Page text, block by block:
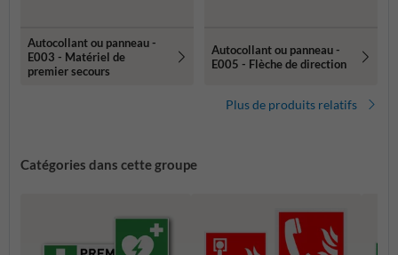
Autocollant ou panneau -
E003 - Matériel de
premier secours
Autocollant ou panneau -
E005 - Flèche de direction
Plus de produits relatifs
Catégories dans cette groupe